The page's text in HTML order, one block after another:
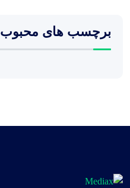
برچسب های محبوب